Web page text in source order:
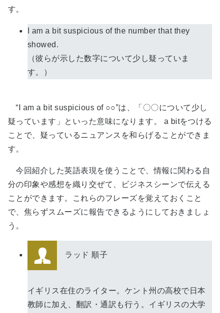
す。
I am a bit suspicious of the number that they
showed.
（彼らが示した数字について少し疑っていま
す。）
“I am a bit suspicious of ○○”は、「〇〇について少し
疑っています」といった意味になります。 a bitをつける
ことで、疑っているニュアンスを和らげることができま
す。
今回紹介した英語表現を使うことで、情報に関わる自
分の印象や感想を織り交ぜて、ビジネスシーンで伝える
ことができます。これらのフレーズを覚えておくこと
で、焦らずスムーズに報告できるようにしておきましょ
う。
ラッド 順子
イギリス在住のライター。ケント州の高校で日本
教師に加え、翻訳・通訳も行う。イギリスの大学